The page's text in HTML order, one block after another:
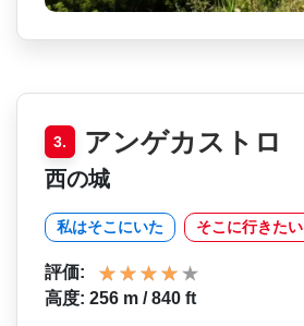
3. アンゲカストロ
西の城
私はそこにいた そこに行きたい
評価:
高度: 256 m / 840 ft